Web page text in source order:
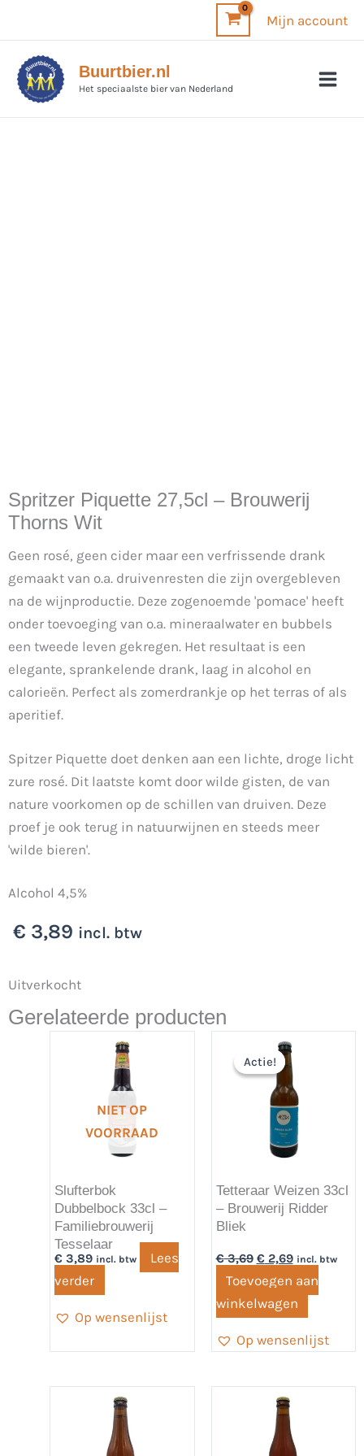
inhoud
Mijn account
Buurtbier.nl
Het speciaalste bier van Nederland
Spritzer Piquette 27,5cl – Brouwerij
Thorns Wit
Geen rosé, geen cider maar een verfrissende drank
gemaakt van o.a. druivenresten die zijn overgebleven
na de wijnproductie. Deze zogenoemde 'pomace' heeft
onder toevoeging van o.a. mineraalwater en bubbels
een tweede leven gekregen. Het resultaat is een
elegante, sprankelende drank, laag in alcohol en
calorieën. Perfect als zomerdrankje op het terras of als
aperitief.
Spitzer Piquette doet denken aan een lichte, droge licht
zure rosé. Dit laatste komt door wilde gisten, de van
nature voorkomen op de schillen van druiven. Deze
proef je ook terug in natuurwijnen en steeds meer
'wilde bieren'.
Alcohol 4,5%
€ 3,89 incl. btw
Uitverkocht
Gerelateerde producten
NIET OP
VOORRAAD
Slufterbok
Dubbelbock 33cl –
Familiebrouwerij
Tesselaar
€ 3,89 incl. btw
Lees
verder
Op wensenlijst
Actie!
Actie!
Tetteraar Weizen 33cl
– Brouwerij Ridder
Bliek
€3,69
Oorspronkelijke
prijs
was:
€ 3,69.
€2,69
is:
€ 2,69.
incl. btw
Toevoegen aan
winkelwagen
Op wensenlijst